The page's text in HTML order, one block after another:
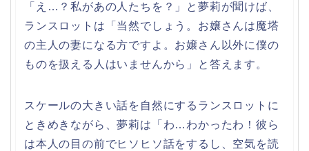
「え…？私があの人たちを？」と夢莉が聞けば、
ランスロットは「当然でしょう。お嬢さんは魔塔
の主人の妻になる方ですよ。お嬢さん以外に僕の
ものを扱える人はいませんから」と答えます。
スケールの大きい話を自然にするランスロットに
ときめきながら、夢莉は「わ…わかったわ！彼ら
は本人の目の前でヒソヒソ話をするし、空気を読